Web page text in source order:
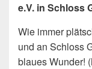
e.V. in Schloss
Wie immer
und an Schloss
blaues Wunder!